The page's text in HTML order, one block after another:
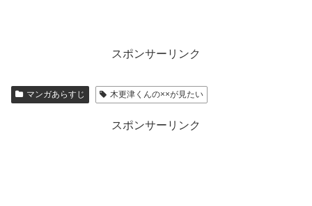
スポンサーリンク
マンガあらすじ 木更津くんの××が見たい
スポンサーリンク